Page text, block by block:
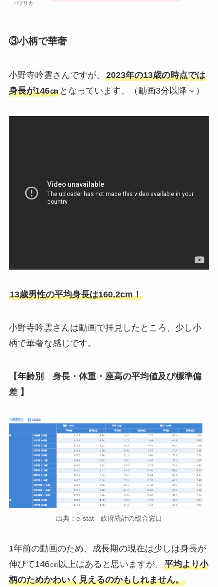
パプリカ
③小柄で華奢
小野寺吟雲さんですが、 2023年の13歳の時点では
身長が146㎝となっています。（動画3分以降～）
13歳男性の平均身長は160.2cm！
小野寺吟雲さんは動画で拝見したところ、少し小
柄で華奢な感じです。
【年齢別 身長・体重・座高の平均値及び標準偏
差 】
出典：e-stat 政府統計の総合窓口
1年前の動画のため、成長期の現在は少しは身長が
伸びて146㎝以上はあると思いますが、 平均より小
柄のためかわいく見えるのかもしれません。